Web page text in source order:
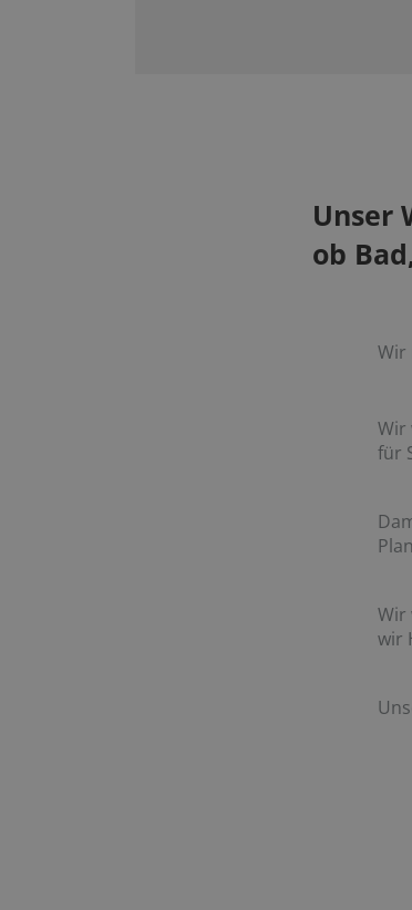
Unser
ob
Wir
Wir
für
Wir
wir